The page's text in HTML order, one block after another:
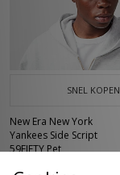
SNEL KOPEN
New Era New York
Yankees Side Script
59FIFTY Pet